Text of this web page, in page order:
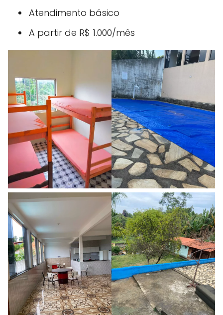
Atendimento básico
A partir de R$ 1.000/mês